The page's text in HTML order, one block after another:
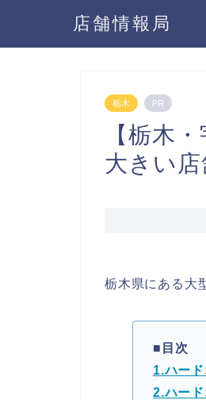
店舗情報局
栃木 PR
【栃木
大きい店
栃木県にある大
■目次
1.ハー
2.ハー